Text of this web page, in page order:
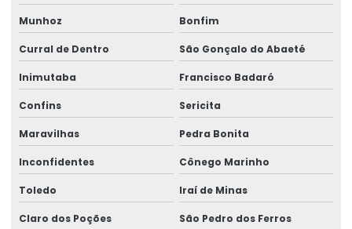
Munhoz Bonfim
Curral de Dentro São Gonçalo do Abaeté
Inimutaba Francisco Badaró
Confins Sericita
Maravilhas Pedra Bonita
Inconfidentes Cônego Marinho
Toledo Iraí de Minas
Claro dos Poções São Pedro dos Ferros